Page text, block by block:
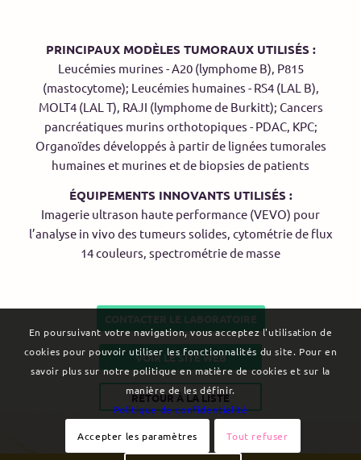
PRINCIPAUX MODÈLES TUMORAUX UTILISÉS :
Leucémies murines - A20 (lymphome B), P815
(mastocytome); Leucémies humaines - RS4 (LAL B),
MOLT4 (LAL T), RAJI (lymphome de Burkitt); Cancers
pancréatiques murins orthotopiques - PDAC, KPC;
Organoïdes développés à partir de lignées tumorales
humaines et murines et de biopsies de patients
ÉQUIPEMENTS INNOVANTS UTILISÉS :
Imagerie ultrason haute performance (VEVO) pour
l’analyse in vivo des tumeurs solides, cytométrie de flux
14 couleurs, spectrométrie de masse
CONTACTER LE LABORATOIRE
VOIR LE SITE WEB
RETOUR À LA LISTE
En poursuivant votre navigation, vous acceptez l'utilisation de
cookies pour pouvoir utiliser les fonctionnalités du site. Pour en
savoir plus sur notre politique en matière de cookies et sur la
manière de les définir.
Politique de confidentialité
Accepter les paramètres Tout refuser